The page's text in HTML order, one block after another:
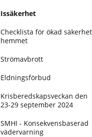
Issäkerhet
Checklista för ökad
hemmet
Strömavbrott
Eldningsförbud
Krisberedskapsveckan den
23-29 september 2024
SMHI - Konsekvensbaserad
vädervarning